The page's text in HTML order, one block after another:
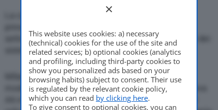
La casa tedesca punta su una grande berlina che
settori tecnici. Amplia pure la gamma dei motori e dei
sistemi di trasmissione
Milano, 1 dicembre 2010– Audi riproponeil suo
modello di successo nella classe business. La nuova
A6 e’ una grande berlina che presenta una serie di
This website uses cookies: a) necessary
(technical) cookies for the use of the site and
related services; b) optional cookies (analytics
and profiling, including third-party cookies to
show you personalized ads based on your
browsing habits) subject to consent. Their use
is regulated by the relevant cookie policy,
which you can read by clicking here.
To give consent to optional cookies, you can